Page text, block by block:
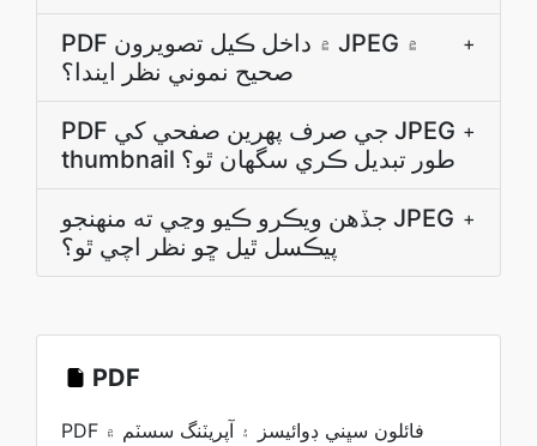
PDF ۾ داخل ڪيل تصويرون JPEG ۾
صحيح نموني نظر ايندا؟
+
PDF جي صرف پهرين صفحي کي JPEG
thumbnail طور تبديل ڪري سگهان ٿو؟
+
جڏهن ويڪرو ڪيو وڃي ته منھنجو JPEG
پيڪسل ٿيل ڇو نظر اچي ٿو؟
+
PDF
PDF فائلون سڀني ڊوائيسز ۽ آپريٽنگ سسٽم ۾